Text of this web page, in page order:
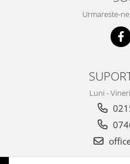
Urmareste-
Luni -